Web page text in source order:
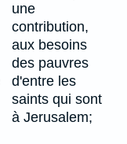
une
contribution,
aux besoins
des pauvres
d'entre les
saints qui sont
à Jerusalem;